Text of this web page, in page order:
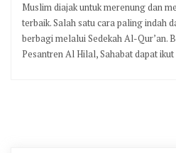
Muslim diajak untuk merenung dan
terbaik. Salah satu cara paling indah
berbagi melalui Sedekah Al-Qur’an.
Pesantren Al Hilal, Sahabat dapat